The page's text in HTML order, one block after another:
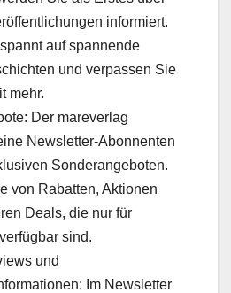
informiert.
auf spannende
und verpassen Sie
mehr.
Der mareverlag
Newsletter-Abonnenten
Sonderangeboten.
von Rabatten, Aktionen
Deals, die nur für
sind.
und
Im Newsletter